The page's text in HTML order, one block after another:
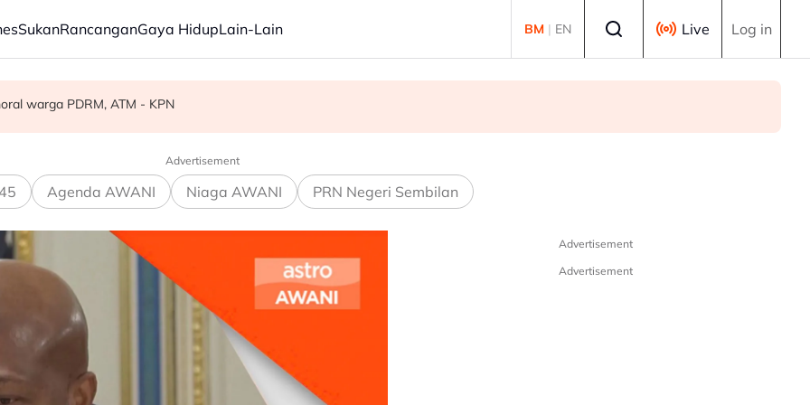
SukanRancanganGaya HidupLain-Lain BM | EN Live Log in
diselamatkan - Polis
warga PDRM, ATM - KPN
bakat Malaysia di luar negara
Advertisement
Agenda AWANI Niaga AWANI PRN Negeri Sembilan
Advertisement
Advertisement